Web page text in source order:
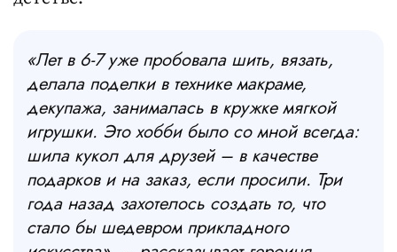
«Лет в 6-7 уже пробовала шить, вязать,
делала поделки в технике макраме,
декупажа, занималась в кружке мягкой
игрушки. Это хобби было со мной всегда:
шила кукол для друзей – в качестве
подарков и на заказ, если просили. Три
года назад захотелось создать то, что
стало бы шедевром прикладного